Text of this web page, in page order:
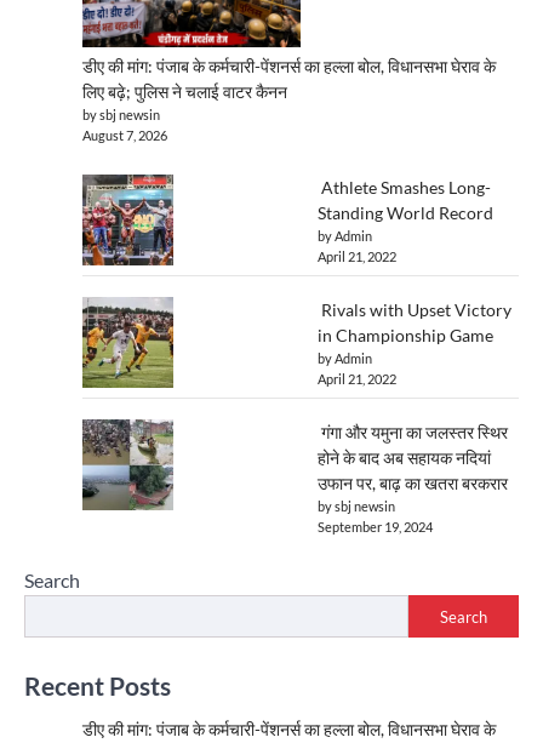
डीए की मांग: पंजाब के कर्मचारी-पेंशनर्स का हल्ला बोल, विधानसभा घेराव के
लिए बढ़े; पुलिस ने चलाई वाटर कैनन
by sbj newsin
August 7, 2026
Athlete Smashes Long-
Standing World Record
by Admin
April 21, 2022
Rivals with Upset Victory
in Championship Game
by Admin
April 21, 2022
गंगा और यमुना का जलस्तर स्थिर
होने के बाद अब सहायक नदियां
उफान पर, बाढ़ का खतरा बरकरार
by sbj newsin
September 19, 2024
Search
Search
Recent Posts
डीए की मांग: पंजाब के कर्मचारी-पेंशनर्स का हल्ला बोल, विधानसभा घेराव के